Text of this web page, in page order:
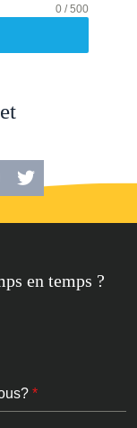
0 / 500
en temps ?
*